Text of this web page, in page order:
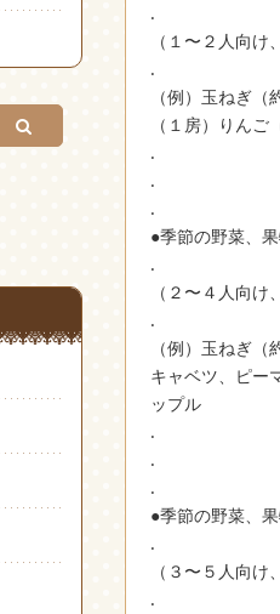
.
（１〜２人向け
.
（例）玉ねぎ
（１房）りんご
.
.
.
●季節の野菜、
.
（２〜４人向け
.
（例）玉ねぎ
キャベツ、ピー
ップル
.
.
.
●季節の野菜、
.
（３〜５人向け
.